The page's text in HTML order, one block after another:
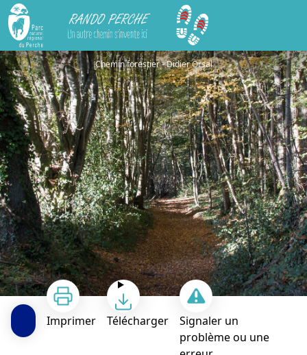
Rando Perche
Les sables du PercheChemin forestier - Didier Orsal
Imprimer Télécharger
Signaler un
problème ou une